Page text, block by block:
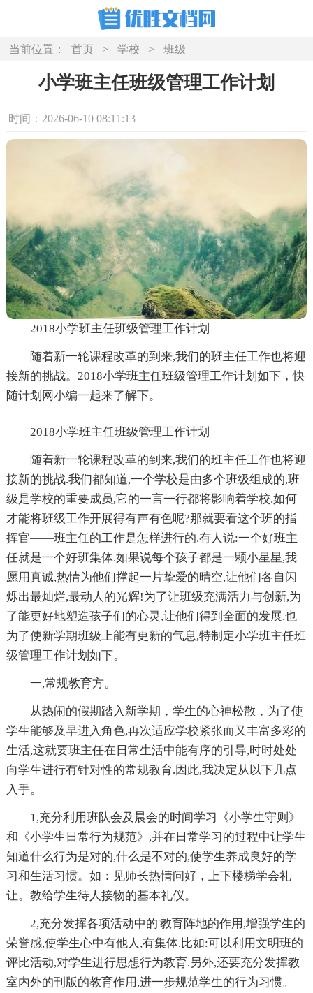
当前位置： 首页 > 学校 > 班级
小学班主任班级管理工作计划
时间：2026-06-10 08:11:13
2018小学班主任班级管理工作计划
随着新一轮课程改革的到来,我们的班主任工作也将迎
接新的挑战。2018小学班主任班级管理工作计划如下，快
随计划网小编一起来了解下。
2018小学班主任班级管理工作计划
随着新一轮课程改革的到来,我们的班主任工作也将迎
接新的挑战.我们都知道,一个学校是由多个班级组成的,班
级是学校的重要成员,它的一言一行都将影响着学校.如何
才能将班级工作开展得有声有色呢?那就要看这个班的指
挥官——班主任的工作是怎样进行的.有人说:一个好班主
任就是一个好班集体.如果说每个孩子都是一颗小星星,我
愿用真诚,热情为他们撑起一片挚爱的晴空,让他们各自闪
烁出最灿烂,最动人的光辉!为了让班级充满活力与创新,为
了能更好地塑造孩子们的心灵,让他们得到全面的发展,也
为了使新学期班级上能有更新的气息,特制定小学班主任班
级管理工作计划如下。
一,常规教育方。
从热闹的假期踏入新学期，学生的心神松散，为了使
学生能够及早进入角色,再次适应学校紧张而又丰富多彩的
生活,这就要班主任在日常生活中能有序的引导,时时处处
向学生进行有针对性的常规教育.因此,我决定从以下几点
入手。
1,充分利用班队会及晨会的时间学习《小学生守则》
和《小学生日常行为规范》,并在日常学习的过程中让学生
知道什么行为是对的,什么是不对的,使学生养成良好的学
习和生活习惯。如：见师长热情问好，上下楼梯学会礼
让。教给学生待人接物的基本礼仪。
2,充分发挥各项活动中的'教育阵地的作用,增强学生的
荣誉感,使学生心中有他人,有集体.比如:可以利用文明班的
评比活动,对学生进行思想行为教育.另外,还要充分发挥教
室内外的刊版的教育作用,进一步规范学生的行为习惯。